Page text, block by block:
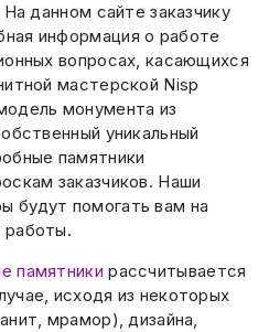
данном сайте заказчику
информация о работе
вопросах, касающихся
мастерской Nisp
монумента из
уникальный
памятники
заказчиков. Наши
будут помогать вам на
работы.
памятники рассчитывается
исходя из некоторых
мрамор), дизайна,